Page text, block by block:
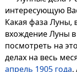
интересующую
Какая фаза Луны,
вхождение Луны
посмотреть на
делах на весь
апрель 1905 года.